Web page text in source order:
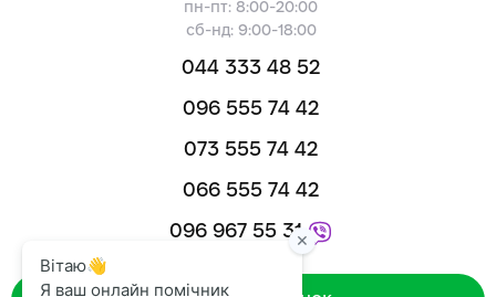
пн-пт: 8:00-20:00
сб-нд: 9:00-18:00
044 333 48 52
096 555 74 42
073 555 74 42
066 555 74 42
096 967 55 31